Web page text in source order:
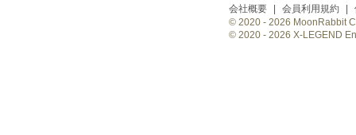
会社概要 会員利用規約
© 2020 - 2026 MoonRabbit
© 2020 - 2026 X-LEGEND